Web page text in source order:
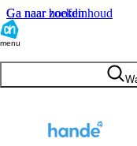
Ga naar hoofdinhoud
Ga naar zoeken
menu